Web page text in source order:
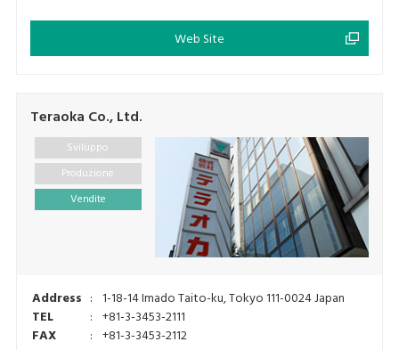
Web Site
Teraoka Co., Ltd.
Sviluppo
Produzione
Vendite
Address : 1-18-14 Imado Taito-ku, Tokyo 111-0024 Japan
TEL
: +81-3-3453-2111
FAX
: +81-3-3453-2112